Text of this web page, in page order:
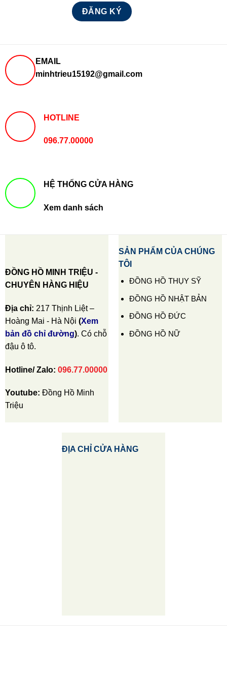
EMAIL
minhtrieu15192@gmail.com
HOTLINE
096.77.00000
HỆ THỐNG CỬA HÀNG
Xem danh sách
ĐỒNG HỒ MINH TRIỆU -
CHUYÊN HÀNG HIỆU
Địa chỉ: 217 Thịnh Liệt –
Hoàng Mai - Hà Nội (Xem
bản đồ chỉ đường). Có chỗ
đậu ô tô.
Hotline/ Zalo: 096.77.00000
Youtube: Đồng Hồ Minh
Triệu
SẢN PHẨM CỦA CHÚNG
TÔI
ĐỒNG HỒ THỤY SỸ
ĐỒNG HỒ NHẬT BẢN
ĐỒNG HỒ ĐỨC
ĐỒNG HỒ NỮ
ĐỊA CHỈ CỬA HÀNG